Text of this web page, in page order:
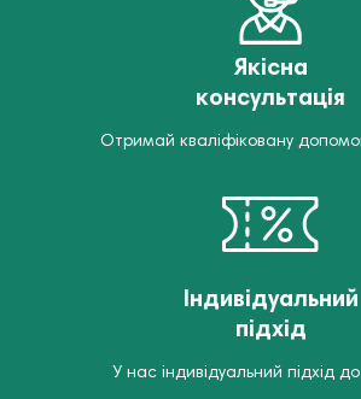
Якісна
консультація
Отримай кваліфіковану
Індивідуальний
підхід
У нас індивідуальний підхід